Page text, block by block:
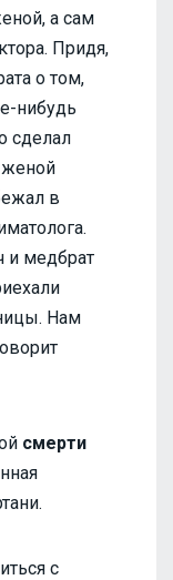
а сам
Придя,
о том,
нибудь
сделал
женой
в
и медбрат
Нам
смерти
с